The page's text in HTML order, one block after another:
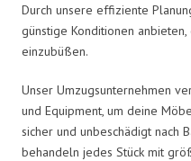
Durch unsere effiziente
günstige Konditionen
einzubüßen.
Unser Umzugsunternehmen
und Equipment, um deine
sicher und unbeschädigt nach
behandeln jedes Stück mit